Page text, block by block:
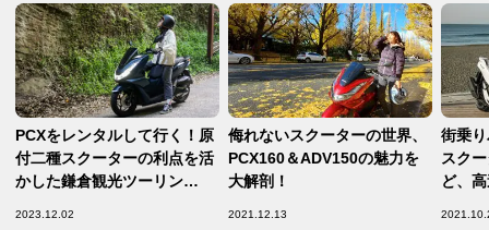
PCXをレンタルして行く！原
付二種スクーターの利点を活
かした鎌倉観光ツーリン
2023.12.02
侮れないスクーターの世界、
PCX160＆ADV150の魅力を
大解剖！
2021.12.13
街乗
スク
ど、